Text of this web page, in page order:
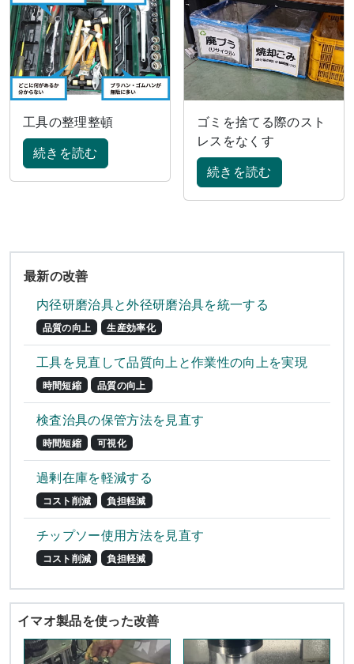
工具の整理整頓
続きを読む
ゴミを捨てる際のスト
レスをなくす
続きを読む
最新の改善
内径研磨治具と外径研磨治具を統一する
品質の向上 生産効率化
工具を見直して品質向上と作業性の向上を実現
時間短縮 品質の向上
検査治具の保管方法を見直す
時間短縮 可視化
過剰在庫を軽減する
コスト削減 負担軽減
チップソー使用方法を見直す
コスト削減 負担軽減
イマオ製品を使った改善